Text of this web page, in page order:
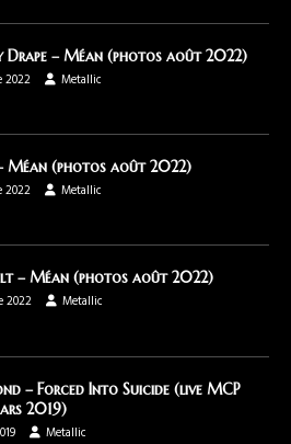
– Méan (photos août 2022)
2022
Metallic
Méan (photos août 2022)
2022
Metallic
– Méan (photos août 2022)
2022
Metallic
– Forced Into Suicide (live MCP
2019)
Metallic